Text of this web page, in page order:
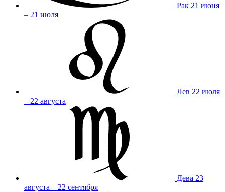
Рак 21 июня
– 21 июля
Лев 22 июля
– 22 августа
Дева 23
августа – 22 сентября